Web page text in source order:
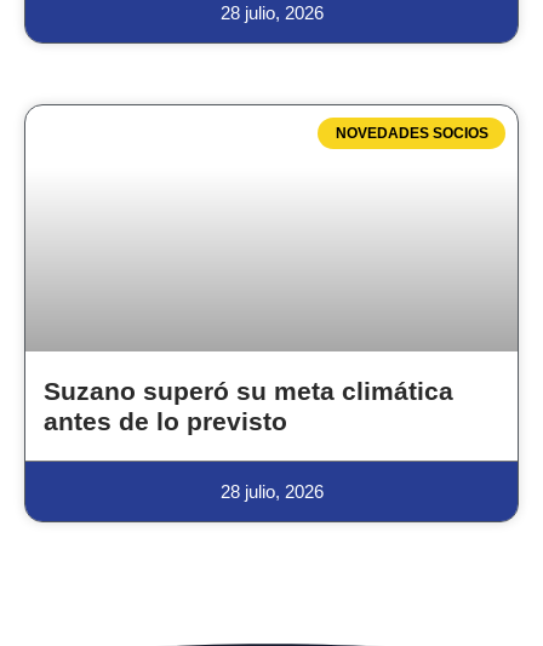
28 julio, 2026
NOVEDADES SOCIOS
Suzano superó su meta climática
antes de lo previsto
28 julio, 2026